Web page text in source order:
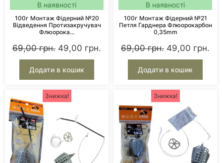
В наявності
100г Монтаж Фідерний №20
Відведення Протизакручувач
Флюорока...
69,00грн. 49,00 грн.
Додати в кошик
В наявності
100г Монтаж Фідерний №21
Петля Гарднера Флюорокарбон
0,35mm
69,00грн. 49,00 грн.
Додати в кошик
Знижка! Знижка!